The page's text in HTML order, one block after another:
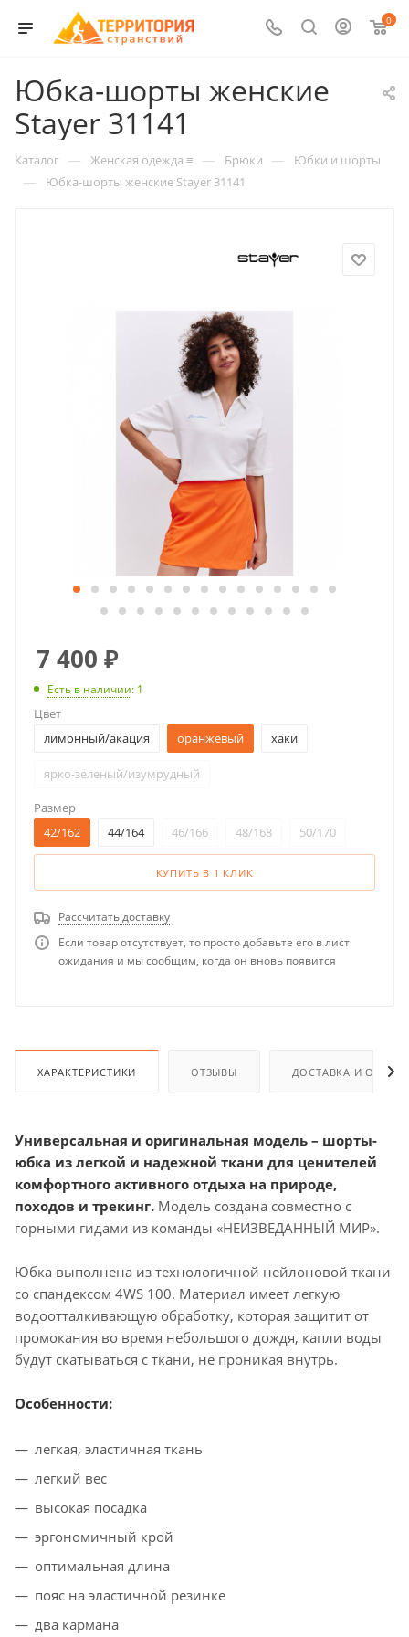
0
Юбка-шорты женские
Stayer 31141
Каталог — Женская одежда ≡ — Брюки — Юбки и шорты
— Юбка-шорты женские Stayer 31141
7 400 ₽
Есть в наличии: 1
Цвет
лимонный/акация
оранжевый хаки
ярко-зеленый/изумрудный
Размер
42/162
44/164 46/166 48/168 50/170
КУПИТЬ В 1 КЛИК
Рассчитать доставку
Если товар отсутствует, то просто добавьте его в лист
ожидания и мы сообщим, когда он вновь появится
ХАРАКТЕРИСТИКИ ОТЗЫВЫ ДОСТАВКА И
Универсальная и оригинальная модель – шорты-
юбка из легкой и надежной ткани для ценителей
комфортного активного отдыха на природе,
походов и трекинг. Модель создана совместно с
горными гидами из команды «НЕИЗВЕДАННЫЙ МИР».
Юбка выполнена из технологичной нейлоновой ткани
со спандексом 4WS 100. Материал имеет легкую
водоотталкивающую обработку, которая защитит от
промокания во время небольшого дождя, капли воды
будут скатываться с ткани, не проникая внутрь.
Особенности:
легкая, эластичная ткань
легкий вес
высокая посадка
эргономичный крой
оптимальная длина
пояс на эластичной резинке
два кармана